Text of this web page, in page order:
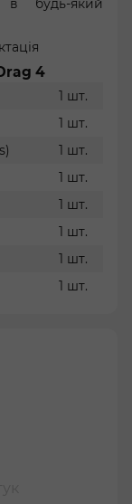
в будь-який
4
1 шт.
1 шт.
1 шт.
1 шт.
1 шт.
1 шт.
1 шт.
1 шт.